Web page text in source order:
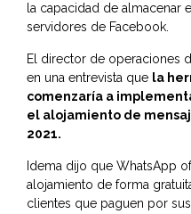
la capacidad de almacenar
servidores de Facebook.
El director de operaciones
en una entrevista que la
comenzaría a
el alojamiento de
2021.
Idema dijo que WhatsApp
alojamiento de forma
clientes que paguen por